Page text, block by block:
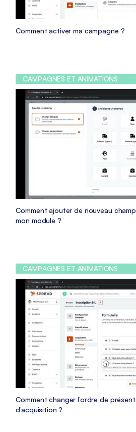
Comment activer ma campagne ?
CAMPAGNES ET ANIMATIONS
Comment ajouter de nouveau
mon module ?
CAMPAGNES ET ANIMATIONS
Comment changer l’ordre de
d’acquisition ?